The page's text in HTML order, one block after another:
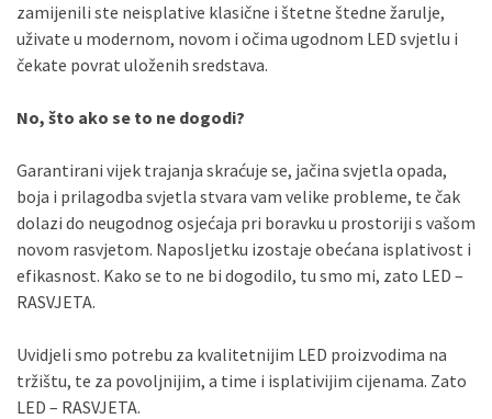
zamijenili ste neisplative klasične i štetne štedne žarulje,
uživate u modernom, novom i očima ugodnom LED svjetlu i
čekate povrat uloženih sredstava.
No, što ako se to ne dogodi?
Garantirani vijek trajanja skraćuje se, jačina svjetla opada,
boja i prilagodba svjetla stvara vam velike probleme, te čak
dolazi do neugodnog osjećaja pri boravku u prostoriji s vašom
novom rasvjetom. Naposljetku izostaje obećana isplativost i
efikasnost. Kako se to ne bi dogodilo, tu smo mi, zato LED –
RASVJETA.
Uvidjeli smo potrebu za kvalitetnijim LED proizvodima na
tržištu, te za povoljnijim, a time i isplativijim cijenama. Zato
LED – RASVJETA.